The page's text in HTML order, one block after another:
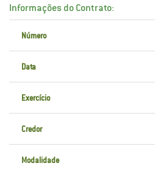
Informações do Contrato:
Número
Data
Exercício
Credor
Modalidade